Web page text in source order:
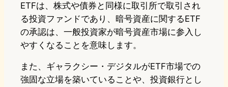
ETFは、株式や債券と同様に取引所で取引され
る投資ファンドであり、暗号資産に関するETF
の承認は、一般投資家が暗号資産市場に参入し
やすくなることを意味します。
また、ギャラクシー・デジタルがETF市場での
強固な立場を築いていることや、投資銀行とし